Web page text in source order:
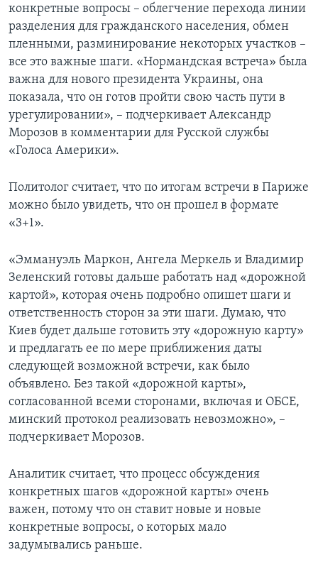
конкретные вопросы – облегчение перехода линии
разделения для гражданского населения, обмен
пленными, разминирование некоторых участков –
все это важные шаги. «Нормандская встреча» была
важна для нового президента Украины, она
показала, что он готов пройти свою часть пути в
урегулировании», – подчеркивает Александр
Морозов в комментарии для Русской службы
«Голоса Америки».
Политолог считает, что по итогам встречи в Париже
можно было увидеть, что он прошел в формате
«3+1».
«Эммануэль Маркон, Ангела Меркель и Владимир
Зеленский готовы дальше работать над «дорожной
картой», которая очень подробно опишет шаги и
ответственность сторон за эти шаги. Думаю, что
Киев будет дальше готовить эту «дорожную карту»
и предлагать ее по мере приближения даты
следующей возможной встречи, как было
объявлено. Без такой «дорожной карты»,
согласованной всеми сторонами, включая и ОБСЕ,
минский протокол реализовать невозможно», –
подчеркивает Морозов.
Аналитик считает, что процесс обсуждения
конкретных шагов «дорожной карты» очень
важен, потому что он ставит новые и новые
конкретные вопросы, о которых мало
задумывались раньше.